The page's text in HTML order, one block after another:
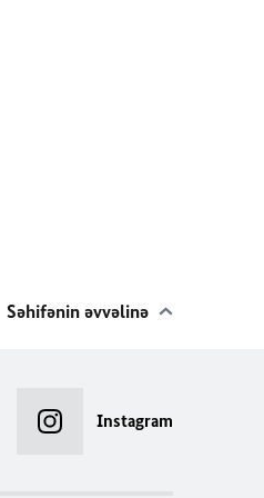
Səhifənin əvvəlinə
Instagram